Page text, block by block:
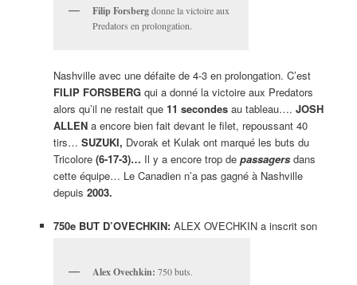
Filip Forsbergdonne la victoire aux
Predators en prolongation.
Nashville avec une défaite de 4-3 en prolongation. C’est
FILIP FORSBERGqui a donné la victoire aux Predators
alors qu’il ne restait que 11 secondesau tableau…. JOSH
ALLENa encore bien fait devant le filet, repoussant 40
tirs… SUZUKI, Dvorak et Kulak ont marqué les buts du
Tricolore (6-17-3)… Il y a encore trop de passagersdans
cette équipe… Le Canadien n’a pas gagné à Nashville
depuis 2003.
750e BUT D’OVECHKIN: ALEX OVECHKIN a inscrit son
Alex Ovechkin: 750 buts.